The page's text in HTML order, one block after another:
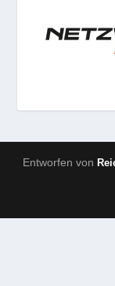
Entworfen von